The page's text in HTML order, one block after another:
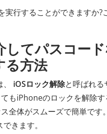
行することができますか?
してパスコー
る方法
iOSロック解除と呼ばれる
もiPhoneのロックを解除
全体がスムーズで簡単で
きます。